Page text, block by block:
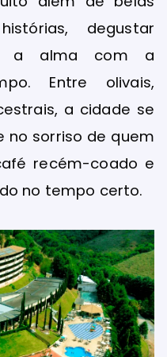
degustar
a alma com a
Entre olivais,
a cidade se
no sorriso de quem
recém-coado e
no tempo certo.